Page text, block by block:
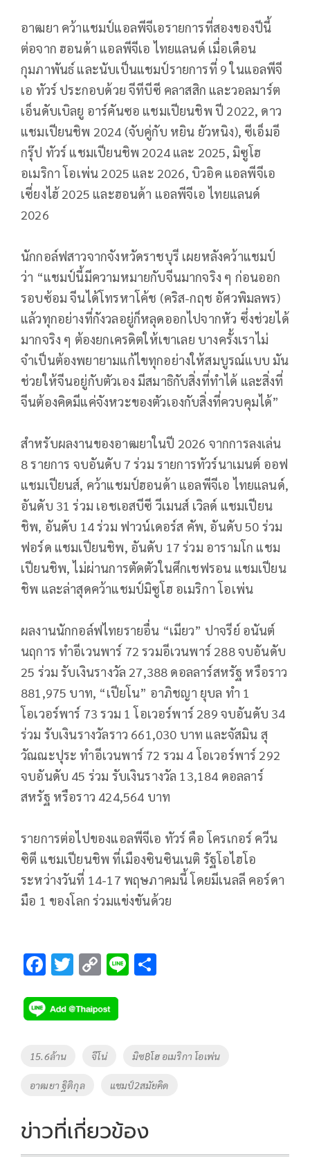
อาฒยา คว้าแชมป์แอลพีจีเอรายการที่สองของปีนี้
ต่อจาก ฮอนด้า แอลพีจีเอ ไทยแลนด์ เมื่อเดือน
กุมภาพันธ์ และนับเป็นแชมป์รายการที่ 9 ในแอลพีจี
เอ ทัวร์ ประกอบด้วย จีทีบีซี คลาสสิก และวอลมาร์ต
เอ็นดับเบิลยู อาร์คันซอ แชมเปียนชิพ ปี 2022, ดาว
แชมเปียนชิพ 2024 (จับคู่กับ หยิน ยัวหนิง), ซีเอ็มอี
กรุ๊ป ทัวร์ แชมเปียนชิพ 2024 และ 2025, มิซูโฮ
อเมริกา โอเพ่น 2025 และ 2026, บิวอิค แอลพีจีเอ
เซี่ยงไฮ้ 2025 และฮอนด้า แอลพีจีเอ ไทยแลนด์
2026
นักกอล์ฟสาวจากจังหวัดราชบุรี เผยหลังคว้าแชมป์
ว่า “แชมป์นี้มีความหมายกับจีนมากจริง ๆ ก่อนออก
รอบซ้อม จีนได้โทรหาโค้ช (คริส-กฤช อัศวพิมลพร)
แล้วทุกอย่างที่กังวลอยู่ก็หลุดออกไปจากหัว ซึ่งช่วยได้
มากจริง ๆ ต้องยกเครดิตให้เขาเลย บางครั้งเราไม่
จำเป็นต้องพยายามแก้ไขทุกอย่างให้สมบูรณ์แบบ มัน
ช่วยให้จีนอยู่กับตัวเอง มีสมาธิกับสิ่งที่ทำได้ และสิ่งที่
จีนต้องคิดมีแค่จังหวะของตัวเองกับสิ่งที่ควบคุมได้”
สำหรับผลงานของอาฒยาในปี 2026 จากการลงเล่น
8 รายการ จบอันดับ 7 ร่วม รายการทัวร์นาเมนต์ ออฟ
แชมเปียนส์, คว้าแชมป์ฮอนด้า แอลพีจีเอ ไทยแลนด์,
อันดับ 31 ร่วม เอชเอสบีซี วีเมนส์ เวิลด์ แชมเปียน
ชิพ, อันดับ 14 ร่วม ฟาวน์เดอร์ส คัพ, อันดับ 50 ร่วม
ฟอร์ด แชมเปียนชิพ, อันดับ 17 ร่วม อารามโก แชม
เปียนชิพ, ไม่ผ่านการตัดตัวในศึกเชฟรอน แชมเปียน
ชิพ และล่าสุดคว้าแชมป์มิซูโฮ อเมริกา โอเพ่น
ผลงานนักกอล์ฟไทยรายอื่น “เมียว” ปาจรีย์ อนันต์
นฤการ ทำอีเวนพาร์ 72 รวมอีเวนพาร์ 288 จบอันดับ
25 ร่วม รับเงินรางวัล 27,388 ดอลลาร์สหรัฐ หรือราว
881,975 บาท, “เปียโน” อาภิชญา ยุบล ทำ 1
โอเวอร์พาร์ 73 รวม 1 โอเวอร์พาร์ 289 จบอันดับ 34
ร่วม รับเงินรางวัลราว 661,030 บาท และจัสมิน สุ
วัณณะปุระ ทำอีเวนพาร์ 72 รวม 4 โอเวอร์พาร์ 292
จบอันดับ 45 ร่วม รับเงินรางวัล 13,184 ดอลลาร์
สหรัฐ หรือราว 424,564 บาท
รายการต่อไปของแอลพีจีเอ ทัวร์ คือ โครเกอร์ ควีน
ซิตี แชมเปียนชิพ ที่เมืองซินซินเนติ รัฐโอไฮโอ
ระหว่างวันที่ 14-17 พฤษภาคมนี้ โดยมีเนลลี คอร์ดา
มือ 1 ของโลก ร่วมแข่งขันด้วย
F
e
b
o
k
T
tt
er
C
p
y
Li
k
Li
Tags
15.6ล้าน จีโน่ มิซ฿โฮ อเมริกา โอเพ่น
อาฒยา ฐิติกุล แชมป์2สมัยคิด
ข่าวที่เกี่ยวข้อง